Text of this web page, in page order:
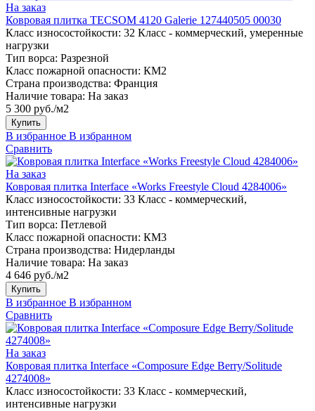
На заказ
Ковровая плитка TECSOM 4120 Galerie 127440505 00030
Класс износостойкости: 32 Класс - коммерческий, умеренные
нагрузки
Тип ворса: Разрезной
Класс пожарной опасности: КМ2
Страна производства: Франция
Наличие товара: На заказ
5 300 руб./м2
Купить
В избранное В избранном
Сравнить
На заказ
Ковровая плитка Interface «Works Freestyle Cloud 4284006»
Класс износостойкости: 33 Класс - коммерческий,
интенсивные нагрузки
Тип ворса: Петлевой
Класс пожарной опасности: КМ3
Страна производства: Нидерланды
Наличие товара: На заказ
4 646 руб./м2
Купить
В избранное В избранном
Сравнить
На заказ
Ковровая плитка Interface «Composure Edge Berry/Solitude
4274008»
Класс износостойкости: 33 Класс - коммерческий,
интенсивные нагрузки